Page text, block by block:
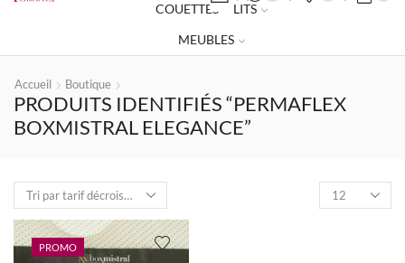
COUETTES
LITS
MEUBLES
Accueil Boutique
PRODUITS IDENTIFIÉS “PERMAFLEX
BOXMISTRAL ELEGANCE”
Nombre
de
PROMO